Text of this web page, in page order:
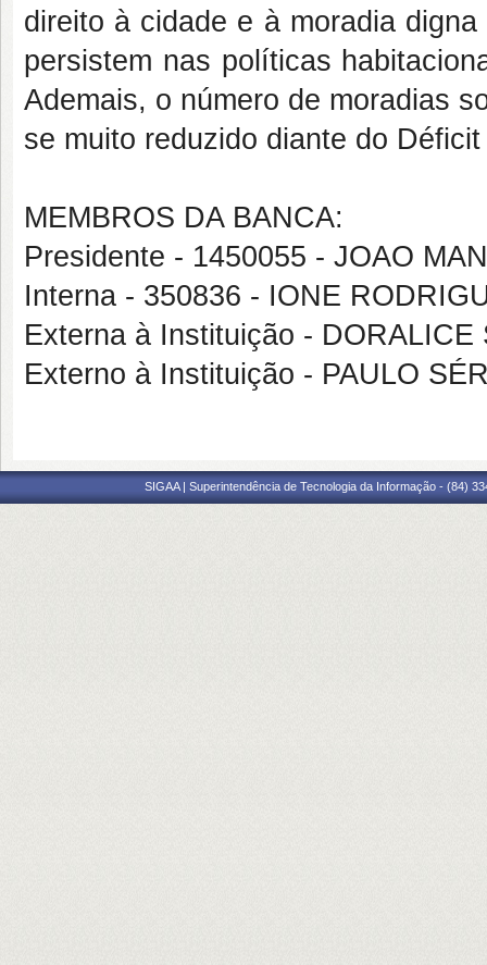
direito à cidade e à moradia
persistem nas políticas
Ademais, o número de moradias
se muito reduzido diante do
MEMBROS DA BANCA:
Presidente - 1450055 - JOAO
Interna - 350836 - IONE
Externa à Instituição - DORALICE
Externo à Instituição - PAULO
SIGAA | Superintendência de Tecnologia da Informação - (84)